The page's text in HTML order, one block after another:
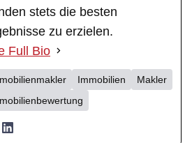
stets die besten
zu erzielen.
Full Bio
Immobilien
Makler